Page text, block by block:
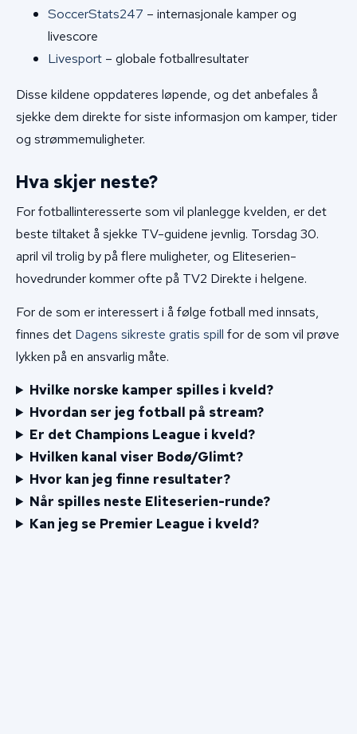
SoccerStats247 – internasjonale kamper og
livescore
Livesport – globale fotballresultater
Disse kildene oppdateres løpende, og det anbefales å
sjekke dem direkte for siste informasjon om kamper, tider
og strømmemuligheter.
Hva skjer neste?
For fotballinteresserte som vil planlegge kvelden, er det
beste tiltaket å sjekke TV-guidene jevnlig. Torsdag 30.
april vil trolig by på flere muligheter, og Eliteserien-
hovedrunder kommer ofte på TV2 Direkte i helgene.
For de som er interessert i å følge fotball med innsats,
finnes det Dagens sikreste gratis spill for de som vil prøve
lykken på en ansvarlig måte.
Hvilke norske kamper spilles i kveld?
Hvordan ser jeg fotball på stream?
Er det Champions League i kveld?
Hvilken kanal viser Bodø/Glimt?
Hvor kan jeg finne resultater?
Når spilles neste Eliteserien-runde?
Kan jeg se Premier League i kveld?